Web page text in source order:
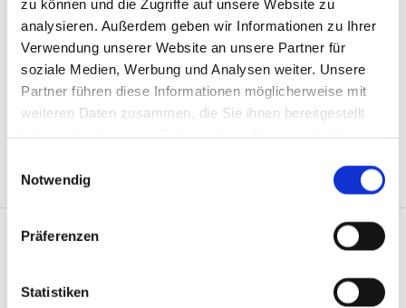
zu können und die Zugriffe auf unsere Website zu
analysieren. Außerdem geben wir Informationen zu Ihrer
Verwendung unserer Website an unsere Partner für
soziale Medien, Werbung und Analysen weiter. Unsere
Partner führen diese Informationen möglicherweise mit
weiteren Daten zusammen, die Sie ihnen bereitgestellt
Notwendig
Präferenzen
Statistiken
Landschaftsbau Darr in Dillenburg-